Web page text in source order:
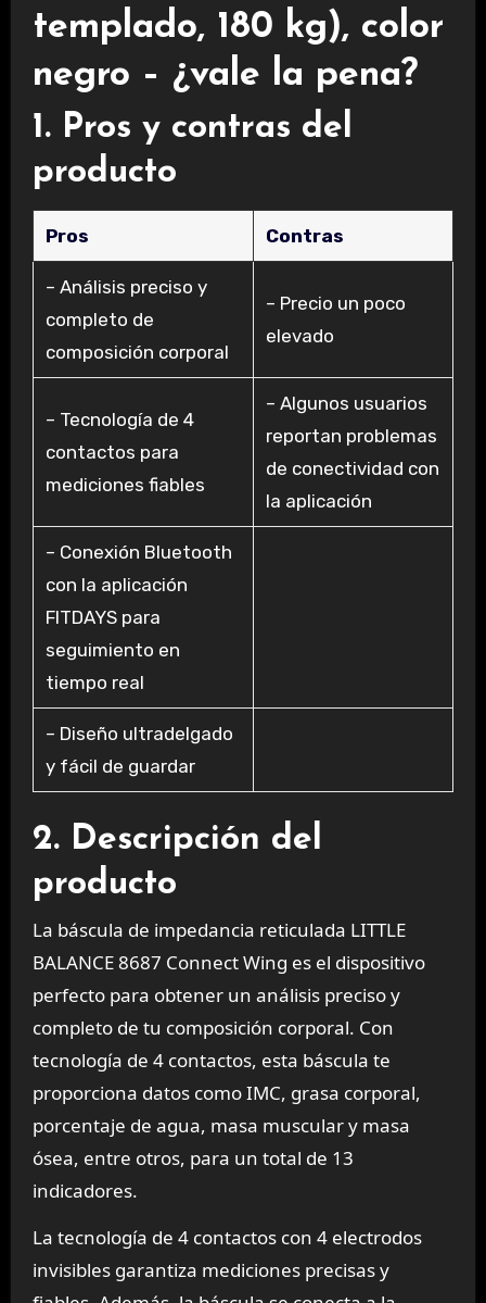
templado, 180 kg), color
negro – ¿vale la pena?
1. Pros y contras del
producto
Pros Contras
– Análisis preciso y
completo de
composición corporal
– Precio un poco
elevado
– Tecnología de 4
contactos para
mediciones fiables
– Algunos usuarios
reportan problemas
de conectividad con
la aplicación
– Conexión Bluetooth
con la aplicación
FITDAYS para
seguimiento en
tiempo real
– Diseño ultradelgado
y fácil de guardar
2. Descripción del
producto
La báscula de impedancia reticulada LITTLE
BALANCE 8687 Connect Wing es el dispositivo
perfecto para obtener un análisis preciso y
completo de tu composición corporal. Con
tecnología de 4 contactos, esta báscula te
proporciona datos como IMC, grasa corporal,
porcentaje de agua, masa muscular y masa
ósea, entre otros, para un total de 13
indicadores.
La tecnología de 4 contactos con 4 electrodos
invisibles garantiza mediciones precisas y